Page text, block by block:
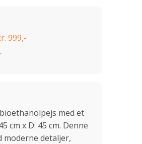
999,-
med et
cm x D: 45 cm. Denne
detaljer,